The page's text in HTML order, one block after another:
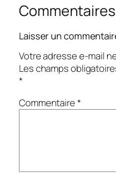
Commentaires
Laisser un
Votre adresse e-mail
Les champs
*
Commentaire*